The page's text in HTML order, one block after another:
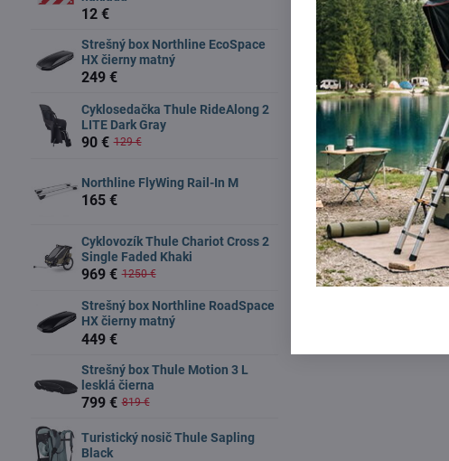
12 €
Strešný box Northline EcoSpace
HX čierny matný
249 €
Cyklosedačka Thule RideAlong 2
LITE Dark Gray
90 € 129 €
Northline FlyWing Rail-In M
165 €
Cyklovozík Thule Chariot Cross 2
Single Faded Khaki
969 € 1250 €
Strešný box Northline RoadSpace
HX čierny matný
449 €
Strešný box Thule Motion 3 L
lesklá čierna
799 € 819 €
Turistický nosič Thule Sapling
Black